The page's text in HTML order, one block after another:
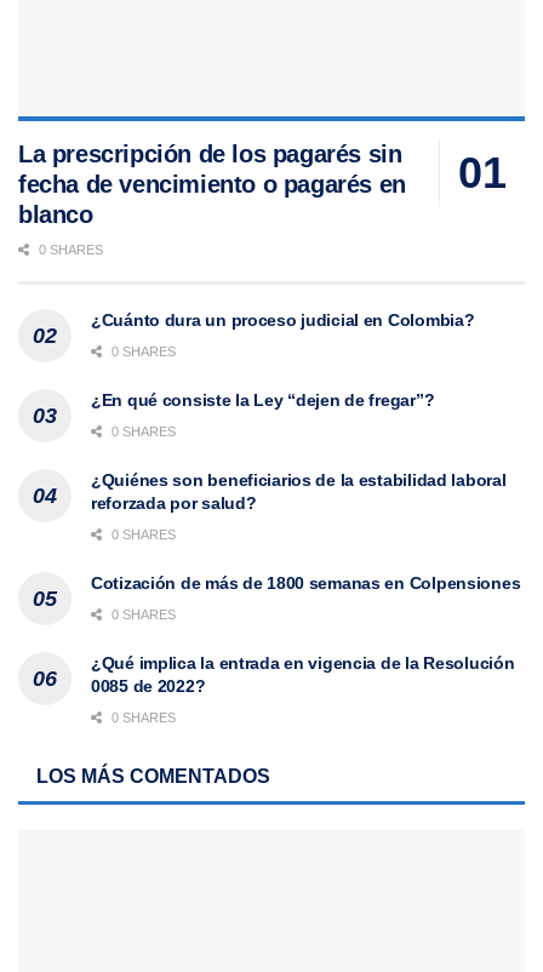
La prescripción de los pagarés sin
fecha de vencimiento o pagarés en
blanco
0 SHARES
¿Cuánto dura un proceso judicial en Colombia?
0 SHARES
¿En qué consiste la Ley “dejen de fregar”?
0 SHARES
¿Quiénes son beneficiarios de la estabilidad laboral
reforzada por salud?
0 SHARES
Cotización de más de 1800 semanas en Colpensiones
0 SHARES
¿Qué implica la entrada en vigencia de la Resolución
0085 de 2022?
0 SHARES
LOS MÁS COMENTADOS